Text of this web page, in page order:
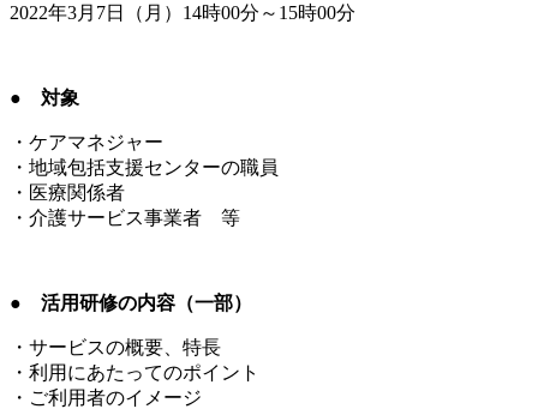
2022年3月7日（月）14時00分～15時00分
● 対象
・ケアマネジャー
・地域包括支援センターの職員
・医療関係者
・介護サービス事業者 等
● 活用研修の内容（一部）
・サービスの概要、特長
・利用にあたってのポイント
・ご利用者のイメージ